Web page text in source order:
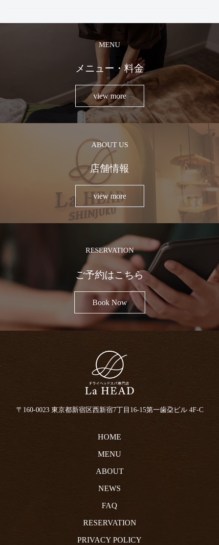
MENU
メニュー・料金
view more
ABOUT US
店舗情報
view more
RESERVATION
ご予約はこちら
Book Now
〒160-0023 東京都新宿区西新宿7丁目16-15第一歯朶ビル 4F-C
HOME
MENU
ABOUT
NEWS
FAQ
RESERVATION
PRIVACY POLICY